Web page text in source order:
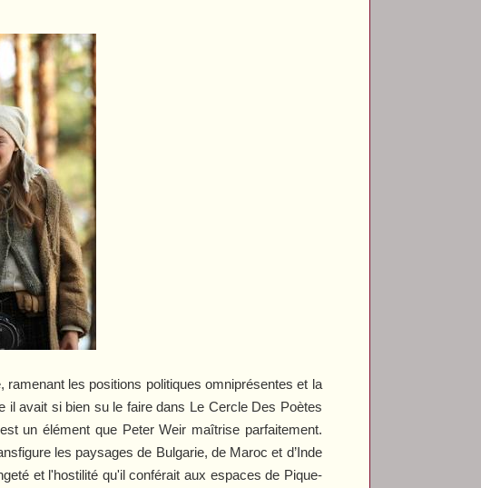
les positions politiques omniprésentes et la
il avait si bien su le faire dans Le Cercle Des Poètes
un élément que Peter Weir maîtrise parfaitement.
les paysages de Bulgarie, de Maroc et d’Inde
et l'hostilité qu'il conférait aux espaces de Pique-